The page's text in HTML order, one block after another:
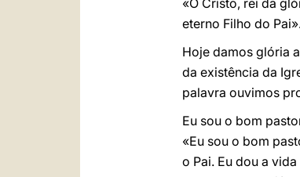
«Ó Cristo, rei da
eterno Filho do
Hoje damos glória
da existência da
palavra ouvimos
Eu sou o bom
«Eu sou o bom
o Pai. Eu dou a